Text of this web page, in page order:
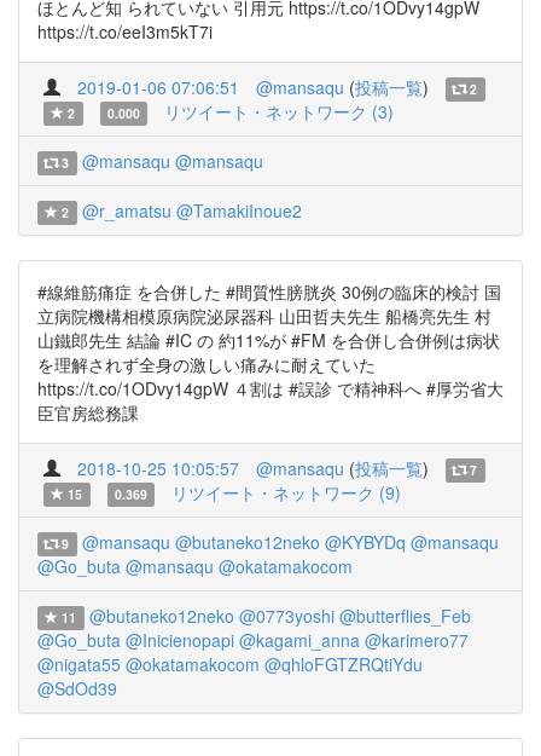
ほとんど知 られていない 引用元 https://t.co/1ODvy14gpW
https://t.co/eeI3m5kT7i
2019-01-06 07:06:51 @mansaqu (投稿一覧)
2
2
0.000 リツイート・ネットワーク (3)
3 @mansaqu @mansaqu
2 @r_amatsu @TamakiInoue2
#線維筋痛症 を合併した #間質性膀胱炎 30例の臨床的検討 国
立病院機構相模原病院泌尿器科 山田哲夫先生 船橋亮先生 村
山鐵郎先生 結論 #IC の 約11%が #FM を合併し合併例は病状
を理解されず全身の激しい痛みに耐えていた
https://t.co/1ODvy14gpW ４割は #誤診 で精神科へ #厚労省大
臣官房総務課
2018-10-25 10:05:57 @mansaqu (投稿一覧)
7
15
0.369 リツイート・ネットワーク (9)
9 @mansaqu @butaneko12neko @KYBYDq @mansaqu
@Go_buta @mansaqu @okatamakocom
11 @butaneko12neko @0773yoshi @butterflies_Feb
@Go_buta @Inicienopapi @kagami_anna @karimero77
@nigata55 @okatamakocom @qhloFGTZRQtiYdu
@SdOd39